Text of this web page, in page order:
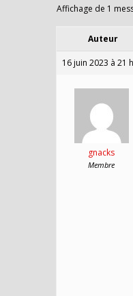
Affichage de 1
Auteur
16 juin 2023 à 21
gnacks
Membre